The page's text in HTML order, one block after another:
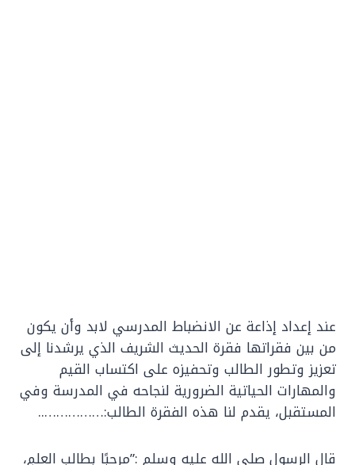
عند إعداد إذاعة عن الانضباط المدرسي لابد وأن يكون
من بين فقراتها فقرة الحديث الشريف الذي يرشدنا إلى
تعزيز وتطور الطالب وتحفيزه على اكتساب القيم
والمهارات الحياتية الضرورية لنجاحه في المدرسة وفي
المستقبل، يقدم لنا هذه الفقرة الطالب:……………..
قال الرسول صلى الله عليه وسلم :”مرحبًا بطالب العلمِ،